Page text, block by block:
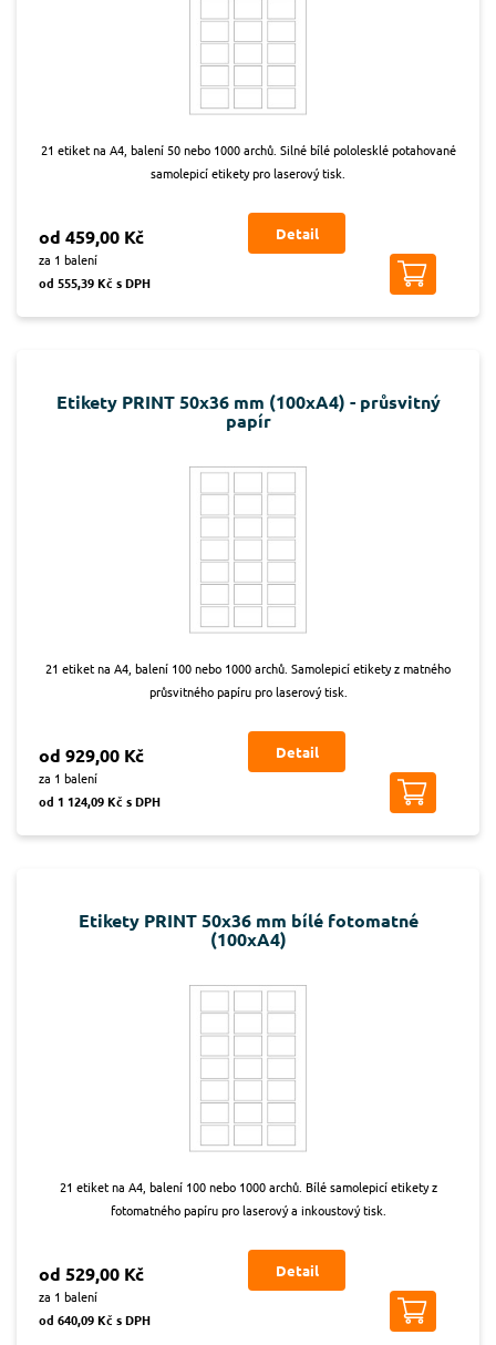
21 etiket na A4, balení 50 nebo 1000 archů. Silné bílé pololesklé potahované
samolepicí etikety pro laserový tisk.
od 459,00 Kč
za 1 balení
od 555,39 Kč s DPH
Detail
Etikety PRINT 50x36 mm (100xA4) - průsvitný
papír
21 etiket na A4, balení 100 nebo 1000 archů. Samolepicí etikety z matného
průsvitného papíru pro laserový tisk.
od 929,00 Kč
za 1 balení
od 1 124,09 Kč s DPH
Detail
Etikety PRINT 50x36 mm bílé fotomatné
(100xA4)
21 etiket na A4, balení 100 nebo 1000 archů. Bílé samolepicí etikety z
fotomatného papíru pro laserový a inkoustový tisk.
od 529,00 Kč
za 1 balení
od 640,09 Kč s DPH
Detail